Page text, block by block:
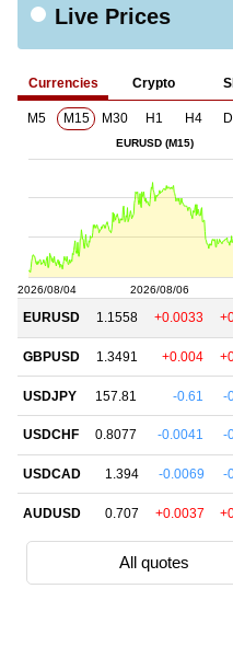
Live Prices